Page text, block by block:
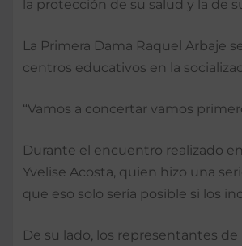
la protección de su salud y la de
La Primera Dama Raquel Arbaje
centros educativos en la
“Vamos a concertar vamos
Durante el encuentro realizado
Yvelise Acosta, quien hizo una
que eso solo sería posible si los
De su lado, los representantes